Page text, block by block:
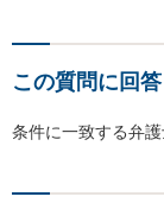
この質問に回
条件に一致する弁